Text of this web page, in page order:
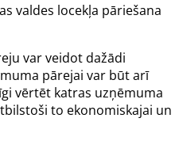
valdes locekļa pāriešana
var veidot dažādi
pārejai var būt arī
vērtēt katras uzņēmuma
to ekonomiskajai un